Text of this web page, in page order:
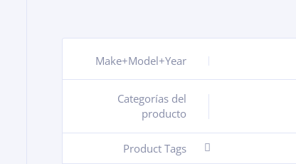
Make+Model+Year
Categorías del
producto
+
Product Tags
-